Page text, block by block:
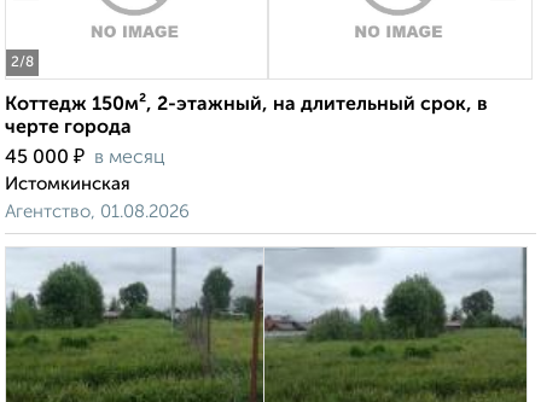
2/8
Коттедж 150м², 2-этажный, на длительный срок, в
черте города
45 000 ₽ в месяц
Истомкинская
Агентство, 01.08.2026